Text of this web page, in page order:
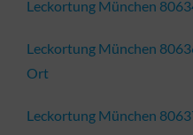
Leckortung München
Leckortung München
Ort
Leckortung München